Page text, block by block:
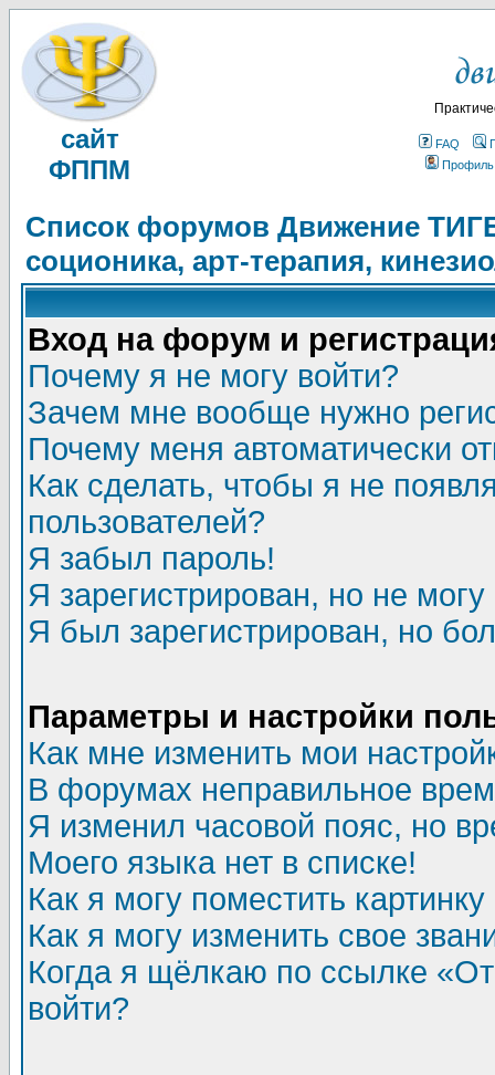
сайт
ФППМ
FAQ
Профиль
Список форумов Движение
соционика, арт-терапия,
Вход на форум и
Почему я не могу войти?
Зачем мне вообще нужно
Почему меня автоматически
Как сделать, чтобы я не
пользователей?
Я забыл пароль!
Я зарегистрирован, но не могу
Я был зарегистрирован, но
Параметры и настройки
Как мне изменить мои
В форумах неправильное
Я изменил часовой пояс, но
Моего языка нет в списке!
Как я могу поместить
Как я могу изменить свое
Когда я щёлкаю по ссылке
войти?